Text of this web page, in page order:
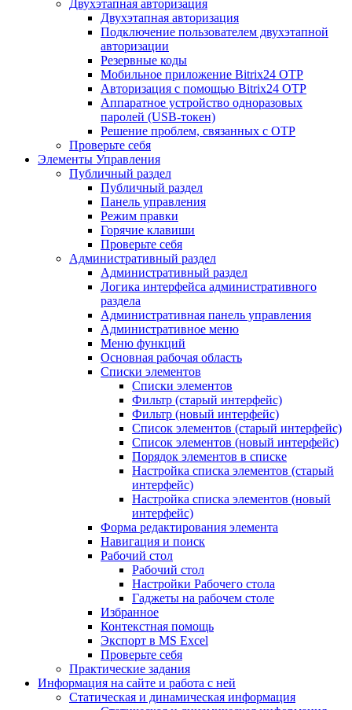
Двухэтапная авторизация
Двухэтапная авторизация
Подключение пользователем двухэтапной
авторизации
Резервные коды
Мобильное приложение Bitrix24 OTP
Авторизация с помощью Bitrix24 OTP
Аппаратное устройство одноразовых
паролей (USB-токен)
Решение проблем, связанных с OTP
Проверьте себя
Элементы Управления
Публичный раздел
Публичный раздел
Панель управления
Режим правки
Горячие клавиши
Проверьте себя
Административный раздел
Административный раздел
Логика интерфейса административного
раздела
Административная панель управления
Административное меню
Меню функций
Основная рабочая область
Списки элементов
Списки элементов
Фильтр (старый интерфейс)
Фильтр (новый интерфейс)
Список элементов (старый интерфейс)
Список элементов (новый интерфейс)
Порядок элементов в списке
Настройка списка элементов (старый
интерфейс)
Настройка списка элементов (новый
интерфейс)
Форма редактирования элемента
Навигация и поиск
Рабочий стол
Рабочий стол
Настройки Рабочего стола
Гаджеты на рабочем столе
Избранное
Контекстная помощь
Экспорт в MS Excel
Проверьте себя
Практические задания
Информация на сайте и работа с ней
Статическая и динамическая информация